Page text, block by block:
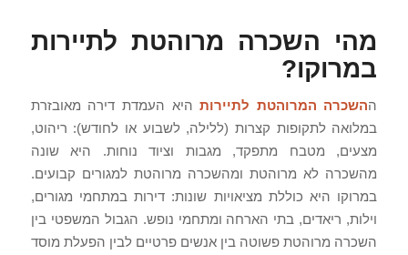
מהי השכרה מרוהטת לתיירות
במרוקו?
ההשכרה המרוהטת לתיירותהיא העמדת דירה מאובזרת
במלואה לתקופות קצרות (ללילה, לשבוע או לחודש): ריהוט,
מצעים, מטבח מתפקד, מגבות וציוד נוחות. היא שונה
מהשכרה לא מרוהטת ומהשכרה מרוהטת למגורים קבועים.
במרוקו היא כוללת מציאויות שונות: דירות במתחמי מגורים,
וילות, ריאדים, בתי הארחה ומתחמי נופש. הגבול המשפטי בין
השכרה מרוהטת פשוטה בין אנשים פרטיים לבין הפעלת מוסד